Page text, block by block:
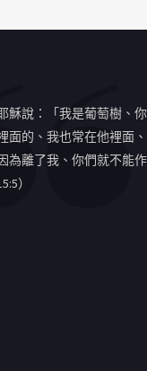
穌說：「我是葡萄樹、
面的、我也常在他裡面
為離了我、你們就不能
）